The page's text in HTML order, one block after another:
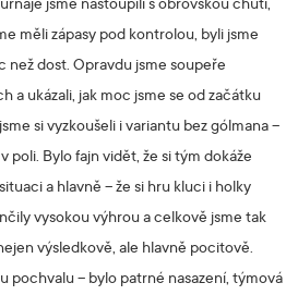
jsme nastoupili s obrovskou chutí,
měli zápasy pod kontrolou, byli jsme
než dost. Opravdu jsme soupeře
a ukázali, jak moc jsme se od začátku
si vyzkoušeli i variantu bez gólmana –
poli. Bylo fajn vidět, že si tým dokáže
a hlavně – že si hru kluci i holky
vysokou výhrou a celkově jsme tak
výsledkově, ale hlavně pocitově.
pochvalu – bylo patrné nasazení, týmová